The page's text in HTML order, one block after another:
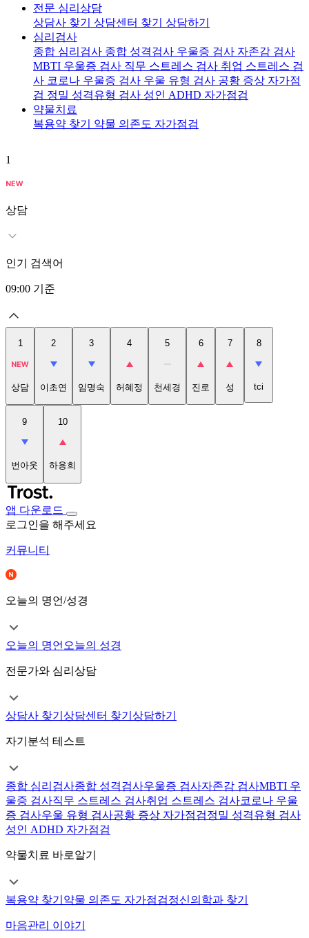
전문 심리상담
상담사 찾기 상담센터 찾기 상담하기
심리검사
종합 심리검사 종합 성격검사 우울증 검사 자존감 검사
MBTI 우울증 검사 직무 스트레스 검사 취업 스트레스 검
사 코로나 우울증 검사 우울 유형 검사 공황 증상 자가점
검 정밀 성격유형 검사 성인 ADHD 자가점검
약물치료
복용약 찾기 약물 의존도 자가점검
1
상담
인기 검색어
09:00 기준
1
상담
2
이초연
3
임명숙
4
허혜정
5
천세경
6
진로
7
성
8
tci
9
번아웃
10
하용희
앱 다운로드
로그인을 해주세요
커뮤니티
오늘의 명언/성경
오늘의 명언 오늘의 성경
전문가와 심리상담
상담사 찾기 상담센터 찾기 상담하기
자기분석 테스트
종합 심리검사종합 성격검사우울증 검사자존감 검사MBTI 우
울증 검사직무 스트레스 검사취업 스트레스 검사코로나 우울
증 검사우울 유형 검사공황 증상 자가점검정밀 성격유형 검사
성인 ADHD 자가점검
약물치료 바로알기
복용약 찾기 약물 의존도 자가점검정신의학과 찾기
마음관리 이야기